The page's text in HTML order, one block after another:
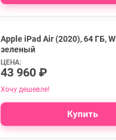
Apple iPad Air (2020), 64 ГБ,
зеленый
ЦЕНА:
43 960 ₽
Хочу дешевле!
Купить